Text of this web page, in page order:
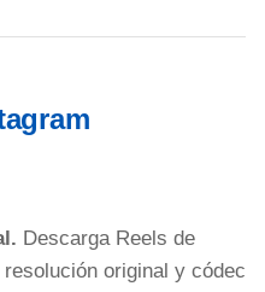
Descarga Reels de
original y códec